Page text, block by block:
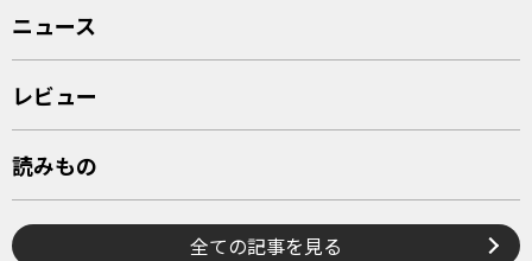
ニュース
レビュー
読みもの
全ての記事を見る